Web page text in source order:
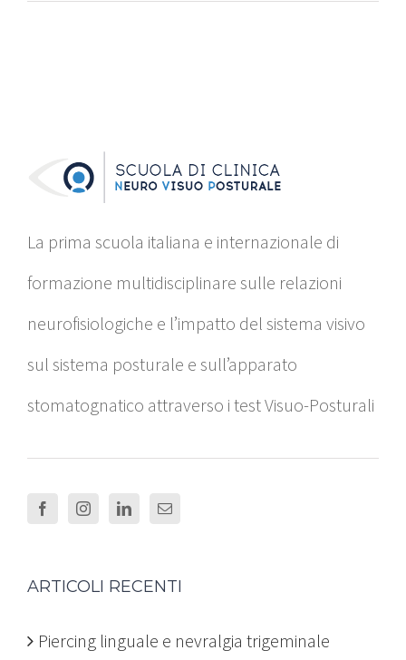
La prima scuola italiana e internazionale di
formazione multidisciplinare sulle relazioni
neurofisiologiche e l’impatto del sistema visivo
sul sistema posturale e sull’apparato
stomatognatico attraverso i test Visuo-Posturali
ARTICOLI RECENTI
Piercing linguale e nevralgia trigeminale